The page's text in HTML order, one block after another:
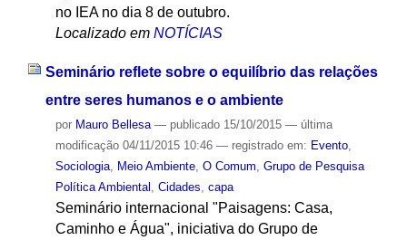
no IEA no dia 8 de outubro.
Localizado em NOTÍCIAS
Seminário reflete sobre o equilíbrio das relações
entre seres humanos e o ambiente
por Mauro Bellesa — publicado15/10/2015 — última
modificação04/11/2015 10:46 — registrado em: Evento,
Sociologia, Meio Ambiente, O Comum Grupo de Pesquisa
Política Ambiental Cidades capa
Seminário internacional "Paisagens: Casa,
Caminho e Água", iniciativa do Grupo de